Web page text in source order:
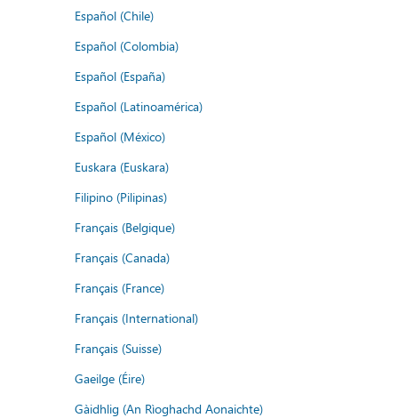
Español (Chile)
Español (Colombia)
Español (España)
Español (Latinoamérica)
Español (México)
Euskara (Euskara)
Filipino (Pilipinas)
Français (Belgique)
Français (Canada)
Français (France)
Français (International)
Français (Suisse)
Gaeilge (Éire)
Gàidhlig (An Rìoghachd Aonaichte)